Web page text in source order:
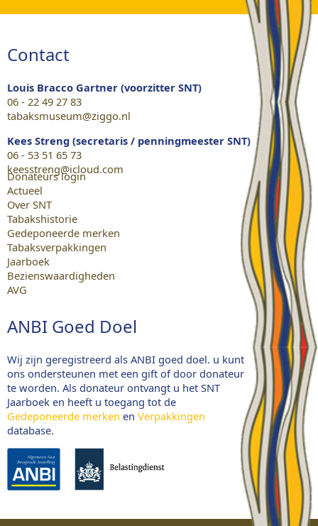
Contact
Louis Bracco Gartner (voorzitter SNT)
06 - 22 49 27 83
tabaksmuseum@ziggo.nl
Kees Streng (secretaris / penningmeester SNT)
06 - 53 51 65 73
keesstreng@icloud.com
Donateurs login
Actueel
Over SNT
Tabakshistorie
Gedeponeerde merken
Tabaksverpakkingen
Jaarboek
Bezienswaardigheden
AVG
ANBI Goed Doel
Wij zijn geregistreerd als ANBI goed doel. u kunt
ons ondersteunen met een gift of door donateur
te worden. Als donateur ontvangt u het SNT
Jaarboek en heeft u toegang tot de
Gedeponeerde merken en Verpakkingen
database.